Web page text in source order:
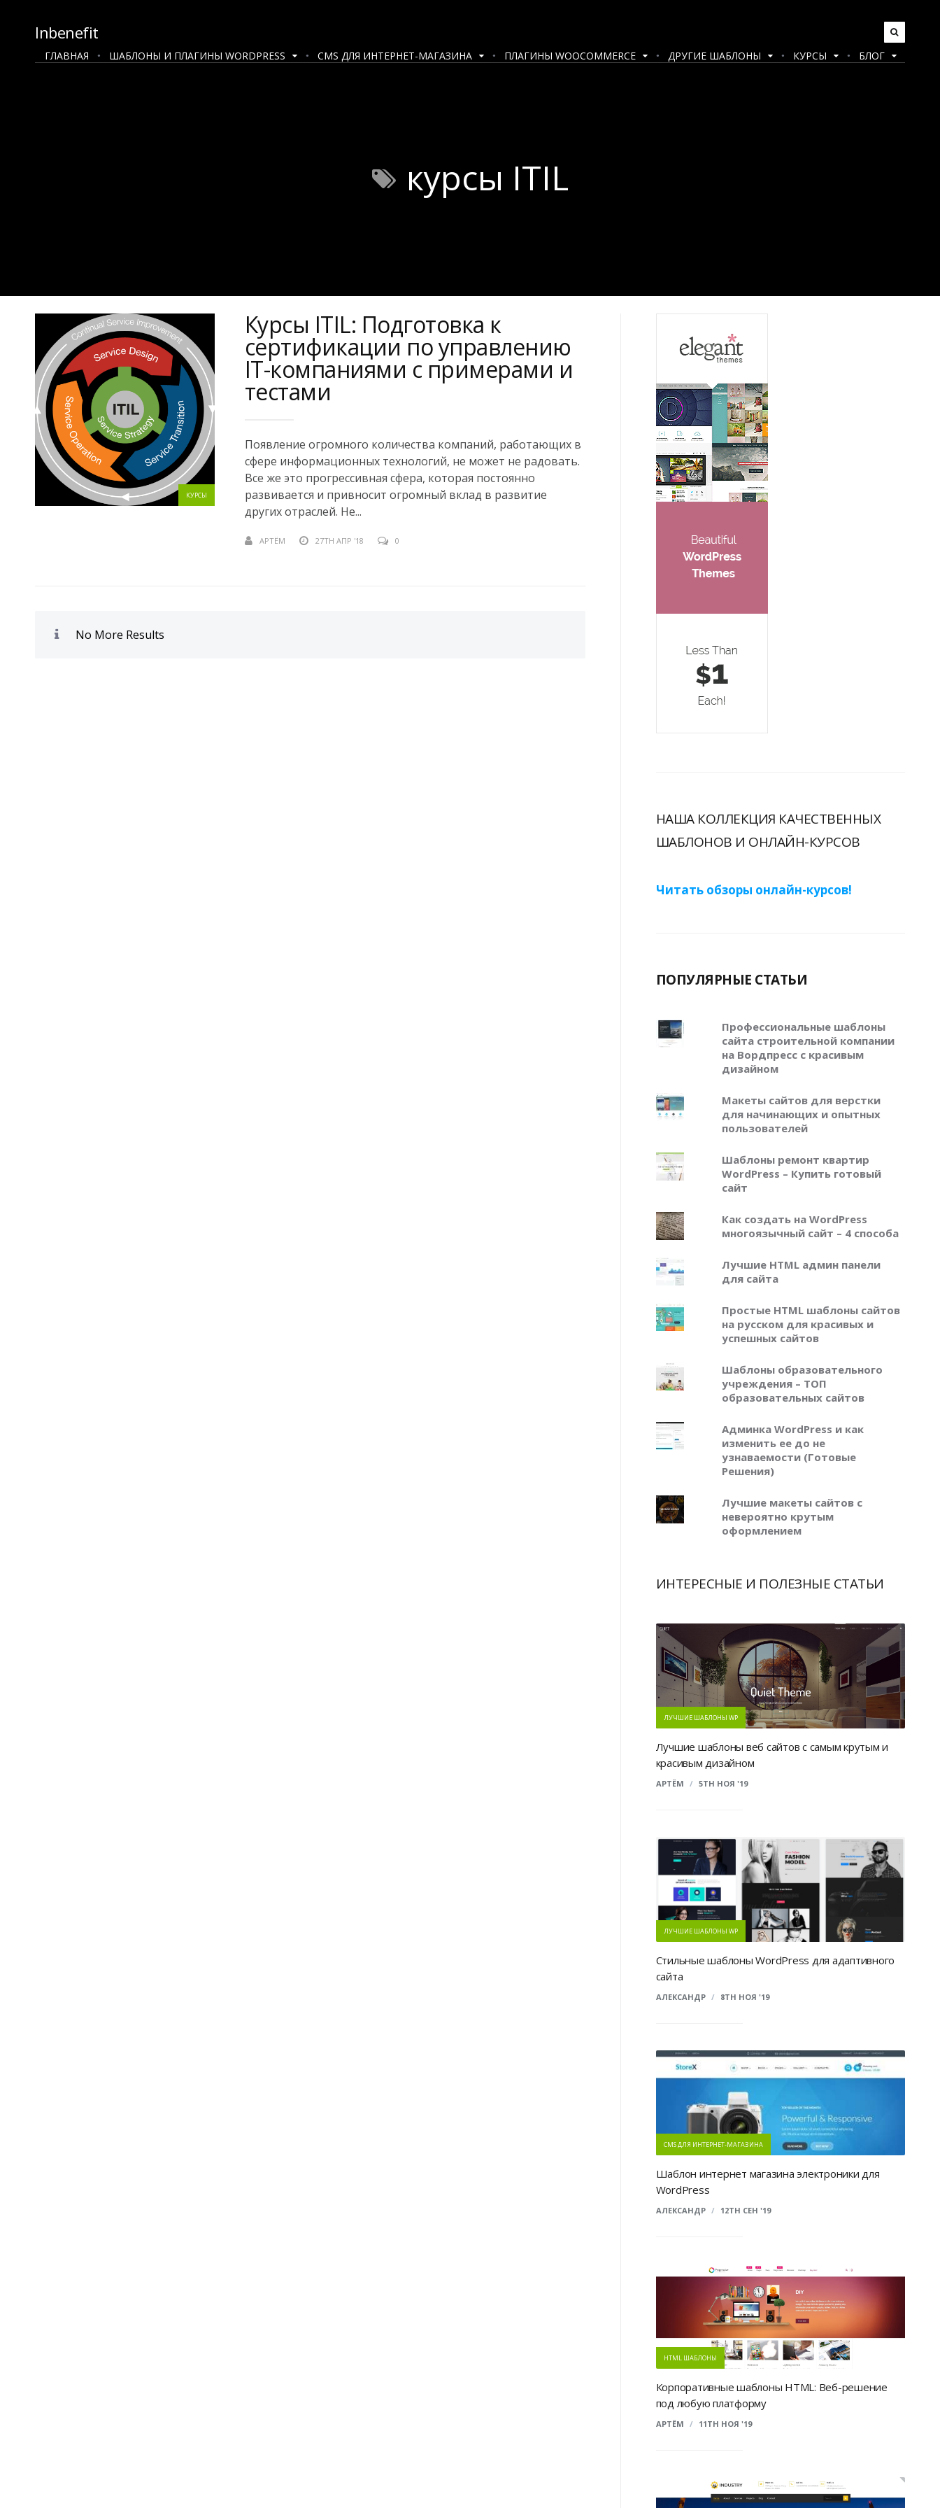
Inbenefit
ГЛАВНАЯ ШАБЛОНЫ И ПЛАГИНЫ WORDPRESS CMS ДЛЯ ИНТЕРНЕТ-МАГАЗИНА ПЛАГИНЫ WOOCOMMERCE ДРУГИЕ ШАБЛОНЫ КУРСЫ БЛОГ
курсы ITIL
КУРСЫ
Курсы ITIL: Подготовка к
сертификации по управлению
IT-компаниями с примерами и
тестами
Появление огромного количества компаний, работающих в
сфере информационных технологий, не может не радовать.
Все же это прогрессивная сфера, которая постоянно
развивается и привносит огромный вклад в развитие
других отраслей. Не...
АРТЁМ 27TH АПР '18 0
No More Results
НАША КОЛЛЕКЦИЯ КАЧЕСТВЕННЫХ
ШАБЛОНОВ И ОНЛАЙН-КУРСОВ
Читать обзоры онлайн-курсов!
ПОПУЛЯРНЫЕ СТАТЬИ
Профессиональные шаблоны
сайта строительной компании
на Вордпресс с красивым
дизайном
Макеты сайтов для верстки
для начинающих и опытных
пользователей
Шаблоны ремонт квартир
WordPress – Купить готовый
сайт
Как создать на WordPress
многоязычный сайт – 4 способа
Лучшие HTML админ панели
для сайта
Простые HTML шаблоны сайтов
на русском для красивых и
успешных сайтов
Шаблоны образовательного
учреждения – ТОП
образовательных сайтов
Админка WordPress и как
изменить ее до не
узнаваемости (Готовые
Решения)
Лучшие макеты сайтов с
невероятно крутым
оформлением
ИНТЕРЕСНЫЕ И ПОЛЕЗНЫЕ СТАТЬИ
ЛУЧШИЕ ШАБЛОНЫ WP
Лучшие шаблоны веб сайтов с самым крутым и
красивым дизайном
АРТЁМ / 5TH НОЯ '19
ЛУЧШИЕ ШАБЛОНЫ WP
Стильные шаблоны WordPress для адаптивного
сайта
АЛЕКСАНДР / 8TH НОЯ '19
CMS ДЛЯ ИНТЕРНЕТ-МАГАЗИНА
Шаблон интернет магазина электроники для
WordPress
АЛЕКСАНДР / 12TH СЕН '19
HTML ШАБЛОНЫ
Корпоративные шаблоны HTML: Веб-решение
под любую платформу
АРТЁМ / 11TH НОЯ '19